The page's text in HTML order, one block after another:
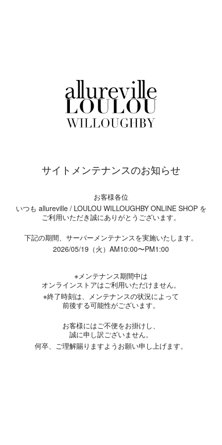
サイトメンテナンスのお知らせ
お客様各位
いつも allureville / LOULOU WILLOUGHBY ONLINE SHOP を
ご利用いただき誠にありがとうございます。
下記の期間、サーバーメンテナンスを実施いたします。
2026/05/19（火）AM10:00〜PM1:00
※メンテナンス期間中は
オンラインストアはご利用いただけません。
※終了時刻は、メンテナンスの状況によって
前後する可能性がございます。
お客様にはご不便をお掛けし、
誠に申し訳ございません。
何卒、ご理解賜りますようお願い申し上げます。